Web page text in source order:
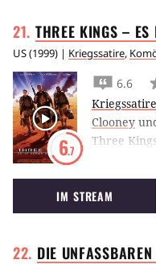
THREE KINGS –
US(1999) | Kriegssatire,
6.7
6.6
Kriegssatire
Clooney
Three
versucht
Clooney
Goldschatz
IM STREAM
DIE